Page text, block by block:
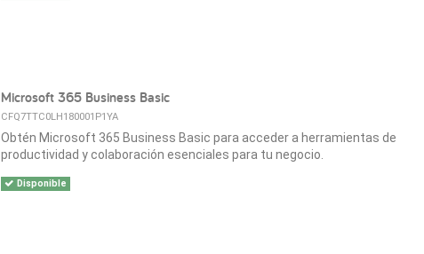
Microsoft 365 Business Basic
CFQ7TTC0LH180001P1YA
Obtén Microsoft 365 Business Basic para acceder a herramientas de
productividad y colaboración esenciales para tu negocio.
Disponible